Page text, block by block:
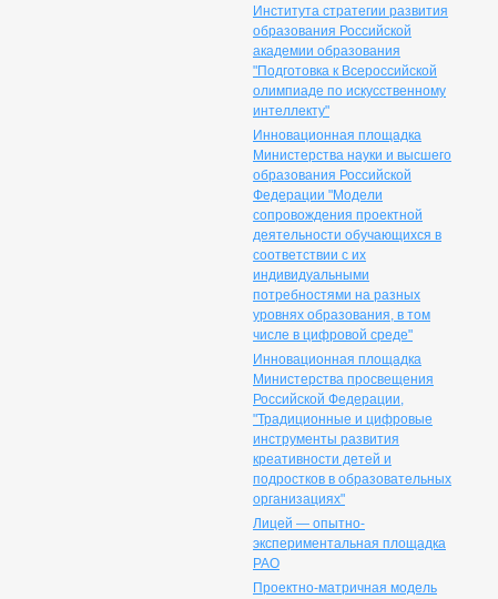
Института стратегии развития
образования Российской
академии образования
"Подготовка к Всероссийской
олимпиаде по искусственному
интеллекту"
Инновационная площадка
Министерства науки и высшего
образования Российской
Федерации "Модели
сопровождения проектной
деятельности обучающихся в
соответствии с их
индивидуальными
потребностями на разных
уровнях образования, в том
числе в цифровой среде"
Инновационная площадка
Министерства просвещения
Российской Федерации,
"Традиционные и цифровые
инструменты развития
креативности детей и
подростков в образовательных
организациях"
Лицей — опытно-
экспериментальная площадка
РАО
Проектно-матричная модель